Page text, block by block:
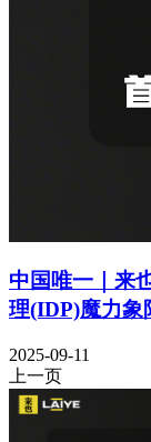
中国唯一｜来
理(IDP)魔力象
2025-09-11
上一页